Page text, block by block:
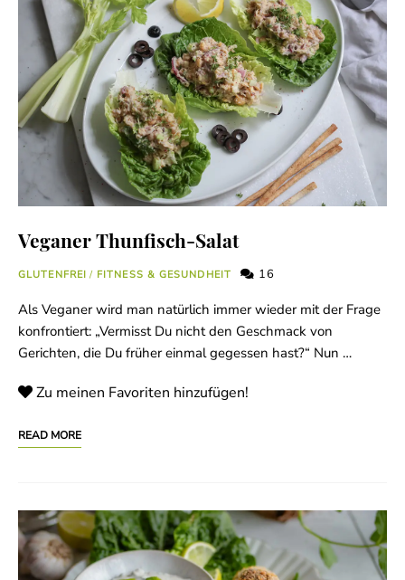
Veganer Thunfisch-Salat
GLUTENFREI / FITNESS & GESUNDHEIT 16
Als Veganer wird man natürlich immer wieder mit der Frage
konfrontiert: „Vermisst Du nicht den Geschmack von
Gerichten, die Du früher einmal gegessen hast?“ Nun …
Zu meinen Favoriten hinzufügen!
READ MORE